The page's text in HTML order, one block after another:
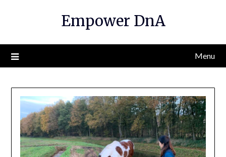
Empower DnA
Menu